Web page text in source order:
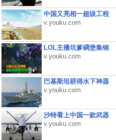
中国又亮相一超级工程
v.youku.com
LOL主播坑爹碉堡集锦
v.youku.com
巴基斯坦获得水下神器
v.youku.com
沙特看上中国一款武器
v.youku.com